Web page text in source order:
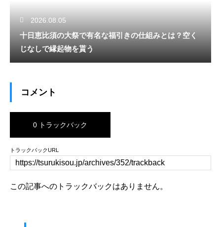
2026.08.05
十日恵比須の大祭で有名な福引きの仕組みとは？空く
じなしで縁起物を貰う
コメント
0 トラックバック
トラックバックURL
この記事へのトラックバックはありません。